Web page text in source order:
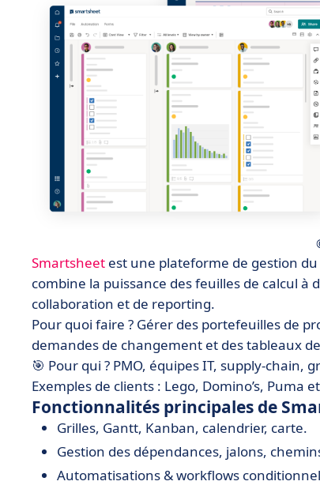
Smartsheet est une plateforme de gestion
combine la puissance des feuilles de calcul
collaboration et de reporting.
Pour quoi faire ? Gérer des portefeuilles de
demandes de changement et des tableaux
🎯 Pour qui ? PMO, équipes IT, supply-chain,
Exemples de clients : Lego, Domino’s, Puma
Fonctionnalités principales de
Grilles, Gantt, Kanban, calendrier, carte.
Gestion des dépendances, jalons,
Automatisations & workflows